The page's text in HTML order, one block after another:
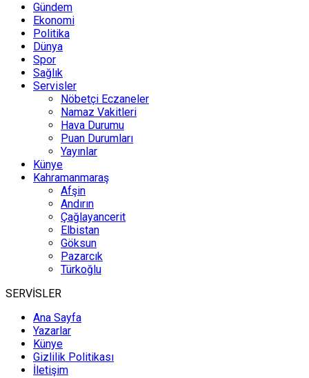
Gündem
Ekonomi
Politika
Dünya
Spor
Sağlık
Servisler
Nöbetçi Eczaneler
Namaz Vakitleri
Hava Durumu
Puan Durumları
Yayınlar
Künye
Kahramanmaraş
Afşin
Andırın
Çağlayancerit
Elbistan
Göksun
Pazarcık
Türkoğlu
SERVİSLER
Ana Sayfa
Yazarlar
Künye
Gizlilik Politikası
İletişim